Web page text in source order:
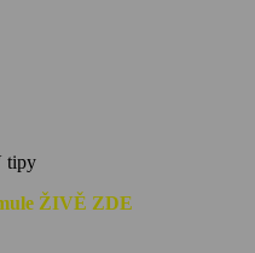
tipy
ŽIVĚ ZDE